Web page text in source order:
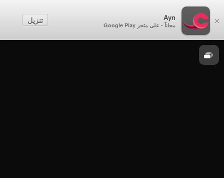
×
Ayn
مجاناً - على متجر Google Play
تنزيل
من السواحل
من السواحل